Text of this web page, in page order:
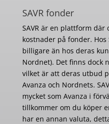
SAVR fonder
SAVR är en plattform där
kostnader på fonder. Hos
billigare än hos deras
Nordnet). Det finns dock
vilket är att deras utbud
Avanza och Nordnets.
mycket som Avanza i
tillkommer om du köper
har en annan valuta,